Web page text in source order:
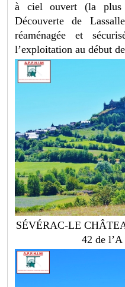
à ciel ouvert (la plus
Découverte de
réaménagée et
l’exploitation au début
SÉVÉRAC-LE
42 de l’A